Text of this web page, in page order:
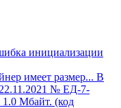
инициализации
имеет размер... В
№ ЕД-7-
1.0 Мбайт. (код